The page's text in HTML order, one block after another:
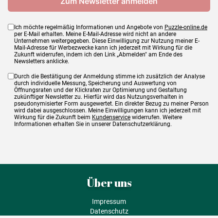
Ich möchte regelmäßig Informationen und Angebote von Puzzle-online.de
per E-Mail erhalten. Meine E-Mail-Adresse wird nicht an andere
Unternehmen weitergegeben. Diese Einwilligung zur Nutzung meiner E-
Mail-Adresse für Werbezwecke kann ich jederzeit mit Wirkung für die
Zukunft widerrufen, indem ich den Link „Abmelden" am Ende des
Newsletters anklicke.
Durch die Bestätigung der Anmeldung stimme ich zusätzlich der Analyse
durch individuelle Messung, Speicherung und Auswertung von
Öffnungsraten und der Klickraten zur Optimierung und Gestaltung
zukünftiger Newsletter zu. Hierfür wird das Nutzungsverhalten in
pseudonymisierter Form ausgewertet. Ein direkter Bezug zu meiner Person
wird dabei ausgeschlossen. Meine Einwilligungen kann ich jederzeit mit
Wirkung für die Zukunft beim Kundenservice widerrufen. Weitere
Informationen erhalten Sie in unserer Datenschutzerklärung.
Über uns
Impressum
Datenschutz